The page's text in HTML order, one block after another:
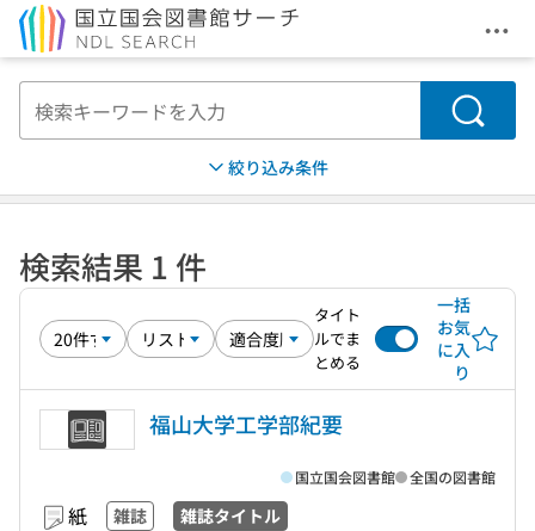
メ
検索
絞り込み条件
検索結果 1 件
タイト
ルでま
とめる
一括
お気
に入
り
福山大学工学部紀要
紙 雑誌 雑誌タイトル
国立国会図書館 全国の図書館